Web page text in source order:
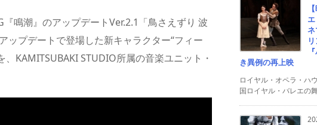
鳴潮』のアップデートVer.2.1「鳥さえずり 波
ップデートで登場した新キャラクター“フィー
KAMITSUBAKI STUDIO所属の音楽ユニット・
ネ
き異例の再上映
ロイヤル・オペラ・ハ
国ロイヤル・バレエの